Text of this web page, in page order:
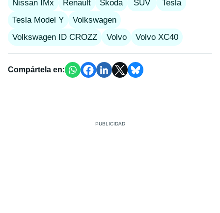
Nissan IMx
Renault Skoda SUV
Tesla
Tesla Model Y
Volkswagen
Volkswagen ID CROZZ
Volvo Volvo XC40
Compártela en: